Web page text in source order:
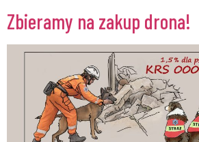
Zbieramy na zakup drona!